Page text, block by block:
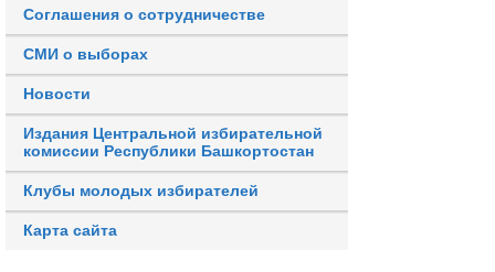
Соглашения о сотрудничестве
СМИ о выборах
Новости
Издания Центральной избирательной
комиссии Республики Башкортостан
Клубы молодых избирателей
Карта сайта